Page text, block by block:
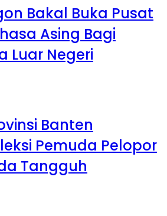
Bakal Buka Pusat
Asing Bagi
Luar Negeri
Banten
Pemuda Pelopor
Tangguh